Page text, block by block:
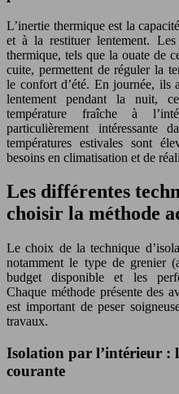
L’inertie thermique est la
et à la restituer lentement.
thermique, tels que la ouate de
cuite, permettent de réguler la
le confort d’été. En journée, ils
lentement pendant la nuit,
température fraîche à
particulièrement intéressante
températures estivales sont
besoins en climatisation et de
Les différentes
choisir la méthode
Le choix de la technique
notamment le type de grenier
budget disponible et les
Chaque méthode présente des
est important de peser
travaux.
Isolation par l’intérieur :
courante